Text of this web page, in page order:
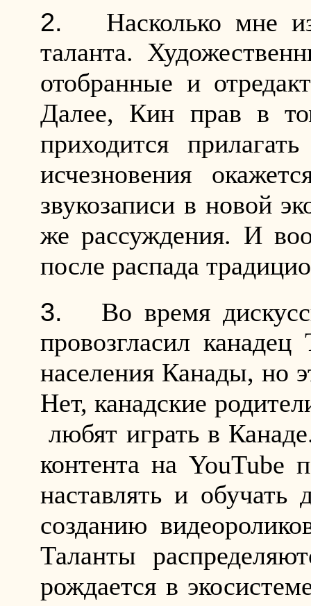
Насколько мне
таланта.
отобранные и
Далее, Кин прав в
приходится
исчезновения
звукозаписи в новой
же рассуждения. И
после распада
Во время
провозгласил
населения Канады, но
Нет, канадские
любят играть в
контента на YouTube
наставлять и
созданию
Таланты
рождается в